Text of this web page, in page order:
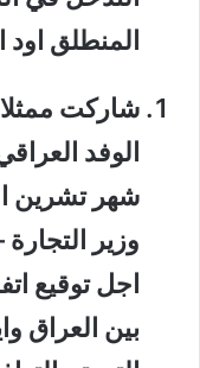
المنطلق
شاركت
الوفد
وزير
اجل توقيع
بين العراق